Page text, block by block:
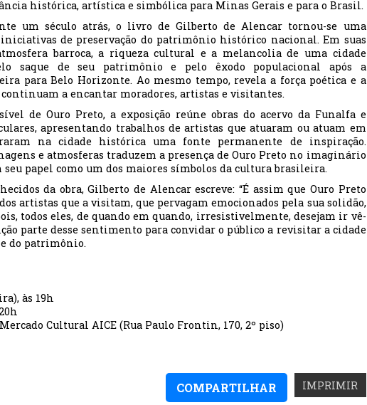
histórica, artística e simbólica para Minas Gerais e para o Brasil.
um século atrás, o livro de Gilberto de Alencar tornou-se uma
de preservação do patrimônio histórico nacional. Em suas
barroca, a riqueza cultural e a melancolia de uma cidade
saque de seu patrimônio e pelo êxodo populacional após a
para Belo Horizonte. Ao mesmo tempo, revela a força poética e a
a encantar moradores, artistas e visitantes.
de Ouro Preto, a exposição reúne obras do acervo da Funalfa e
apresentando trabalhos de artistas que atuaram ou atuam em
na cidade histórica uma fonte permanente de inspiração.
e atmosferas traduzem a presença de Ouro Preto no imaginário
papel como um dos maiores símbolos da cultura brasileira.
da obra, Gilberto de Alencar escreve: “É assim que Ouro Preto
artistas que a visitam, que pervagam emocionados pela sua solidão,
todos eles, de quando em quando, irresistivelmente, desejam ir vê-
parte desse sentimento para convidar o público a revisitar a cidade
do patrimônio.
às 19h
Cultural AICE (Rua Paulo Frontin, 170, 2º piso)
IMPRIMIR
COMPARTILHAR